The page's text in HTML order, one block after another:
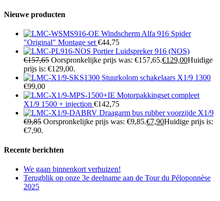
Nieuwe producten
Windscherm Alfa 916 Spider
"Original" Montage set €44,75
Portier Luidspreker 916 (NOS)
€157,65 Oorspronkelijke prijs was: €157,65.€129,00Huidige
prijs is: €129,00.
Stuurkolom schakelaars X1/9 1300
€99,00
Motorpakkingset compleet
X1/9 1500 + injection €142,75
Draagarm bus rubber voorzijde X1/9
€9,85 Oorspronkelijke prijs was: €9,85.€7,90Huidige prijs is:
€7,90.
Recente berichten
We gaan binnenkort verhuizen!
Terugblik op onze 3e deelname aan de Tour du Péloponnèse
2025